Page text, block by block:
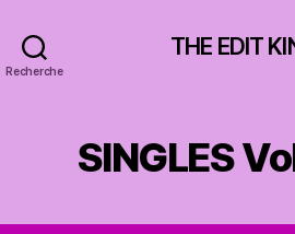
Recherche
THE EDIT
SINGLES